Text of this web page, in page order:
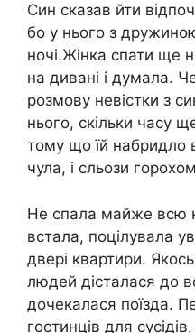
Син сказав йти
бо у нього з
ночі.Жінка спати ще
на дивані і думала.
розмову невістки з
нього, скільки часу
тому що їй набридло
чула, і сльози
Не спала майже всю
встала, поцілувала
двері квартири.
людей дісталася до
дочекалася поїзда.
гостинців для